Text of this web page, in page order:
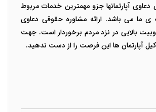
دعاوی آپارتمانها جزو مهمترین خدمات مربوط
ما می باشد. ارائه مشاوره حقوقی دعاوی
بالایی در نزد مردم برخوردار است. جهت
آپارتمان ها این فرصت را از دست ندهید.